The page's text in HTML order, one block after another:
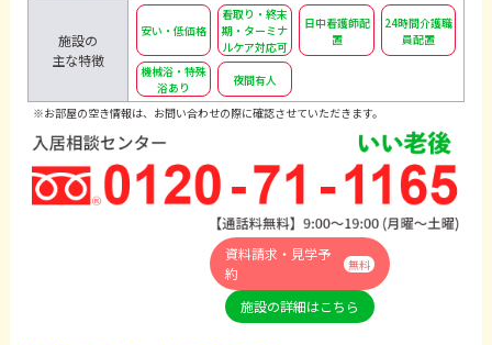
施設の
主な特徴
安い・低価格
看取り・終末
期・ターミナ
ルケア対応可
日中看護師配
置
24時間介護職
員配置
機械浴・特殊
浴あり
夜間有人
※お部屋の空き情報は、お問い合わせの際に確認させていただきます。
資料請求・見学予
約
無料
施設の詳細はこちら